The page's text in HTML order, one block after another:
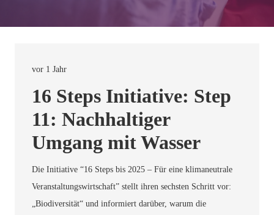
vor 1 Jahr
16 Steps Initiative: Step
11: Nachhaltiger
Umgang mit Wasser
Die Initiative “16 Steps bis 2025 – Für eine klimaneutrale
Veranstaltungswirtschaft” stellt ihren sechsten Schritt vor:
„Biodiversität“ und informiert darüber, warum die